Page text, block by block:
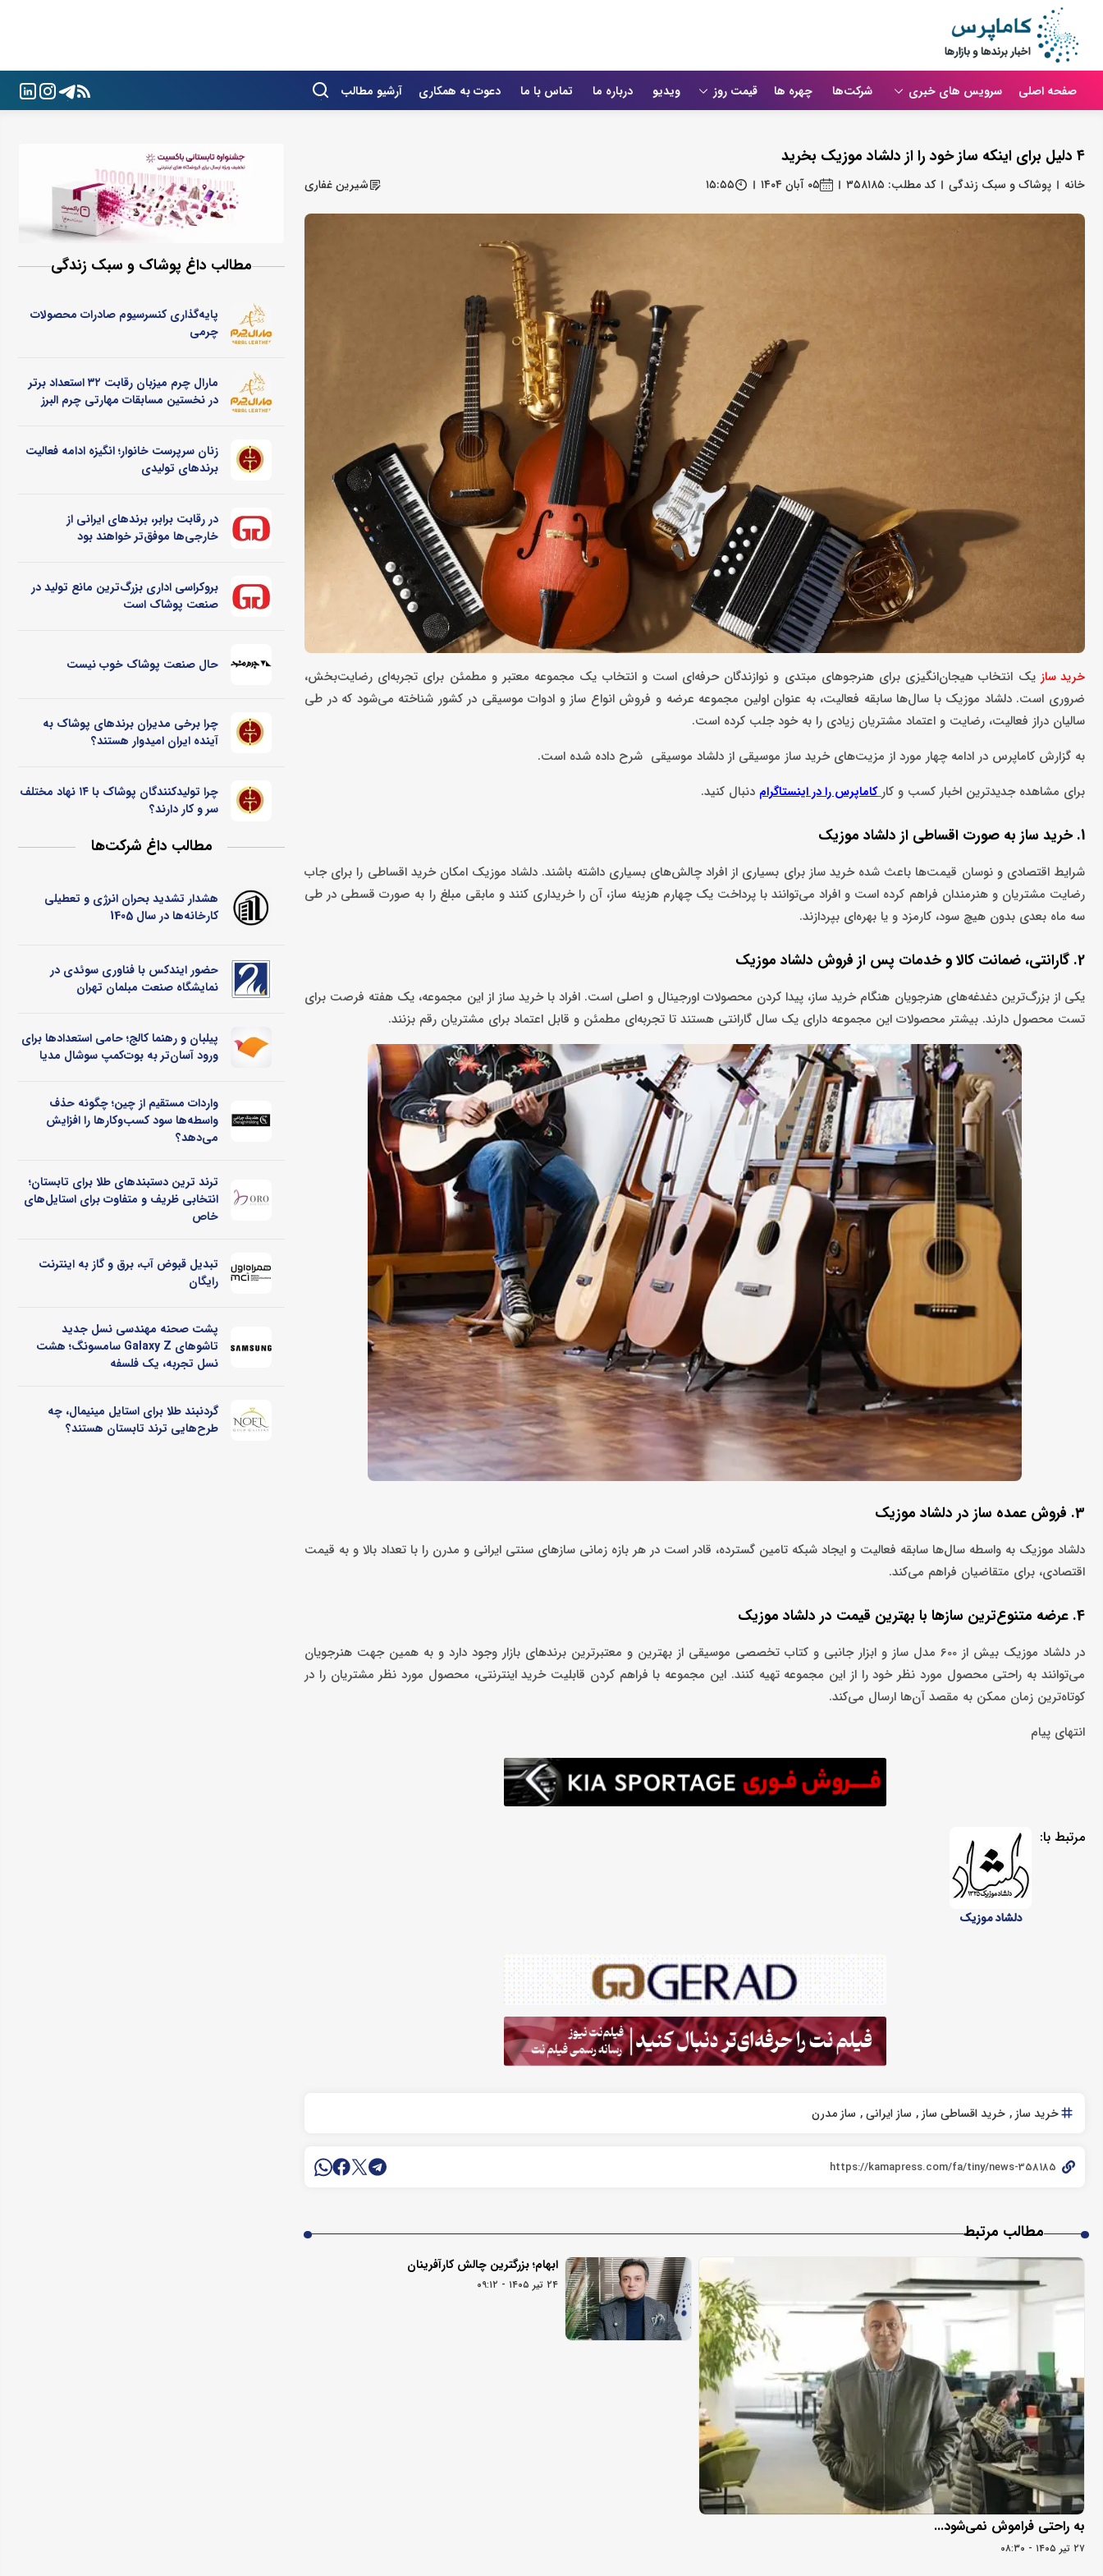
صفحه اصلی سرویس های خبری شرکت‌ها چهره ها قیمت روز ویدیو درباره ما تماس با ما دعوت به همکاری آرشیو مطالب
۴ دلیل برای اینکه ساز خود را از دلشاد موزیک بخرید
خانه پوشاک و سبک زندگی کد مطلب: ۳۵۸۱۸۵ ۰۵ آبان ۱۴۰۴ ۱۵:۵۵ شیرین غفاری
خرید ساز یک انتخاب هیجان‌انگیزی برای هنرجوهای مبتدی و نوازندگان حرفه‌ای است و انتخاب یک مجموعه معتبر و مطمئن برای تجربه‌ای رضایت‌بخش،
ضروری است. دلشاد موزیک با سال‌ها سابقه فعالیت، به عنوان اولین مجموعه عرضه و فروش انواع ساز و ادوات موسیقی در کشور شناخته می‌شود که در طی
سالیان دراز فعالیت، رضایت و اعتماد مشتریان زیادی را به خود جلب کرده است.
به گزارش کاماپرس در ادامه چهار مورد از مزیت‌های خرید ساز موسیقی از دلشاد موسیقی شرح داده شده است.
برای مشاهده جدیدترین اخبار کسب و کار کاماپرس را در اینستاگرام دنبال کنید.
1. خرید ساز به صورت اقساطی از دلشاد موزیک
شرایط اقتصادی و نوسان قیمت‌ها باعث شده خرید ساز برای بسیاری از افراد چالش‌های بسیاری داشته باشند. دلشاد موزیک امکان خرید اقساطی را برای جاب
رضایت مشتریان و هنرمندان فراهم کرده است و افراد می‌توانند با پرداخت یک چهارم هزینه ساز، آن را خریداری کنند و مابقی مبلغ را به صورت قسطی در طی
سه ماه بعدی بدون هیچ سود، کارمزد و یا بهره‌ای بپردازند.
2. گارانتی، ضمانت کالا و خدمات پس از فروش دلشاد موزیک
یکی از بزرگ‌ترین دغدغه‌های هنرجویان هنگام خرید ساز، پیدا کردن محصولات اورجینال و اصلی است. افراد با خرید ساز از این مجموعه، یک هفته فرصت برای
تست محصول دارند. بیشتر محصولات این مجموعه دارای یک سال گارانتی هستند تا تجربه‌ای مطمئن و قابل اعتماد برای مشتریان رقم بزنند.
3. فروش عمده ساز در دلشاد موزیک
دلشاد موزیک به واسطه سال‌ها سابقه فعالیت و ایجاد شبکه‌ تامین گسترده، قادر است در هر بازه زمانی سازهای سنتی ایرانی و مدرن را با تعداد بالا و به قیمت
اقتصادی، برای متقاضیان فراهم می‌کند.
4. عرضه متنوع‌ترین سازها با بهترین قیمت در دلشاد موزیک
در دلشاد موزیک بیش از 600 مدل ساز و ابزار جانبی و کتاب تخصصی موسیقی از بهترین و معتبرترین برندهای بازار وجود دارد و به همین جهت هنرجویان
می‌توانند به راحتی محصول مورد نظر خود را از این مجموعه تهیه کنند. این مجموعه با فراهم کردن قابلیت خرید اینترنتی، محصول مورد نظر مشتریان را در
کوتاه‌ترین زمان ممکن به مقصد آن‌ها ارسال می‌کند.
انتهای پیام
مرتبط با:
دلشاد موزیک
خرید ساز خرید اقساطی ساز ساز ایرانی ساز مدرن
مطالب مرتبط
به راحتی فراموش نمی‌شود...
۲۷ تیر ۱۴۰۵ - ۰۸:۳۰
ابهام؛ بزرگترین چالش کارآفرینان
۲۴ تیر ۱۴۰۵ - ۰۹:۱۲
مطالب داغ پوشاک و سبک زندگی
پایه‌گذاری کنسرسیوم صادرات محصولات
چرمی
مارال چرم میزبان رقابت ۳۲ استعداد برتر
در نخستین مسابقات مهارتی چرم البرز
زنان سرپرست خانوار؛ انگیزه ادامه فعالیت
برندهای تولیدی
در رقابت برابر، برندهای ایرانی از
خارجی‌ها موفق‌تر خواهند بود
بروکراسی اداری بزرگ‌ترین مانع تولید در
صنعت پوشاک است
حال صنعت پوشاک خوب نیست
چرا برخی مدیران برندهای پوشاک به
آینده ایران امیدوار هستند؟
چرا تولیدکنندگان پوشاک با ۱۴ نهاد مختلف
سر و کار دارند؟
مطالب داغ شرکت‌ها
هشدار تشدید بحران انرژی و تعطیلی
کارخانه‌ها در سال 1405
حضور ایندکس با فناوری سوئدی در
نمایشگاه صنعت مبلمان تهران
پیلبان و رهنما کالج؛ حامی استعدادها برای
ورود آسان‌تر به بوت‌کمپ سوشال مدیا
واردات مستقیم از چین؛ چگونه حذف
واسطه‌ها سود کسب‌وکارها را افزایش
می‌دهد؟
ترند ترین دستبندهای طلا برای تابستان؛
انتخابی ظریف و متفاوت برای استایل‌های
خاص
تبدیل قبوض آب، برق و گاز به اینترنت
رایگان
پشت صحنه مهندسی نسل جدید
تاشوهای Galaxy Z سامسونگ؛ هشت
نسل تجربه، یک فلسفه
گردنبند طلا برای استایل مینیمال، چه
طرح‌هایی ترند تابستان هستند؟